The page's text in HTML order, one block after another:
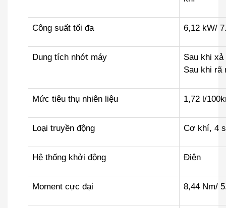
Công suất tối đa 6,12 kW/
Dung tích nhớt máy
Sau khi xả
Sau khi rã
Mức tiêu thụ nhiên liệu 1,72 l/
Loại truyền động Cơ khí, 4
Hệ thống khởi động Điện
Moment cực đại 8,44 Nm/